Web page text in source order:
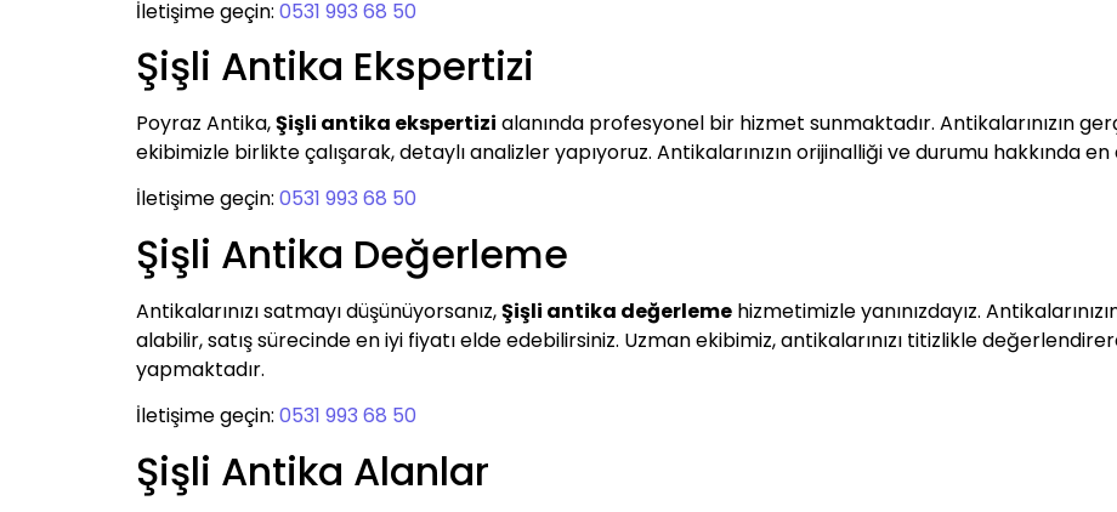
İletişime geçin: 0531 993 68 50
Şişli Antika Ekspertizi
Poyraz Antika,Şişli antika ekspertizi alanında profesyonel bir hizmet sunmaktadır. Antikalarınızın
ekibimizle birlikte çalışarak, detaylı analizler yapıyoruz. Antikalarınızın orijinalliği ve durumu hakkında
İletişime geçin: 0531 993 68 50
Şişli Antika Değerleme
Antikalarınızı satmayı düşünüyorsanız,Şişli antika değerleme hizmetimizle yanınızdayız.
alabilir, satış sürecinde en iyi fiyatı elde edebilirsiniz. Uzman ekibimiz, antikalarınızı titizlikle
yapmaktadır.
İletişime geçin: 0531 993 68 50
Şişli Antika Alanlar